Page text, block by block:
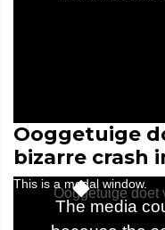
Ooggetuige
bizarre crash